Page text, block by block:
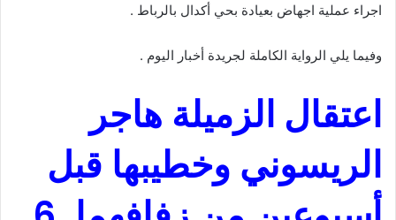
اجراء عملية اجهاض بعيادة بحي أكدال بالرباط .
وفيما يلي الرواية الكاملة لجريدة أخبار اليوم .
اعتقال الزميلة هاجر
الريسوني وخطيبها قبل